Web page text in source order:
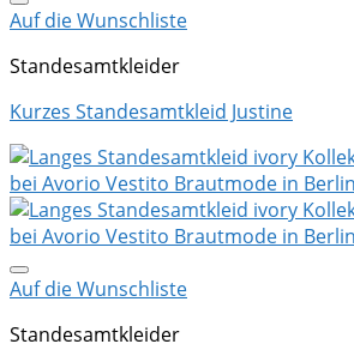
Auf die Wunschliste
Standesamtkleider
Kurzes Standesamtkleid Justine
Auf die Wunschliste
Standesamtkleider